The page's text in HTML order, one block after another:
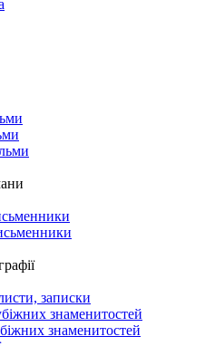
записки
знаменитостей
знаменитостей